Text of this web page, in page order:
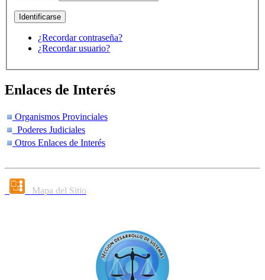
¿Recordar contraseña?
¿Recordar usuario?
Enlaces de Interés
Organismos Provinciales
Poderes Judiciales
Otros Enlaces de Interés
Mapa del Sitio